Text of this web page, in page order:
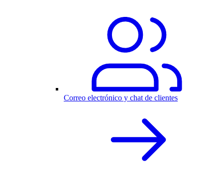
Correo electrónico y chat de clientes